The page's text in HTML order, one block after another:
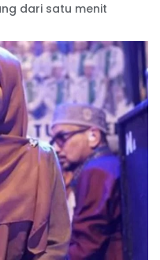
dari satu menit